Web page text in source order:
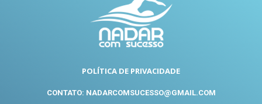
POLÍTICA DE PRIVACIDADE
CONTATO: NADARCOMSUCESSO@GMAIL.COM